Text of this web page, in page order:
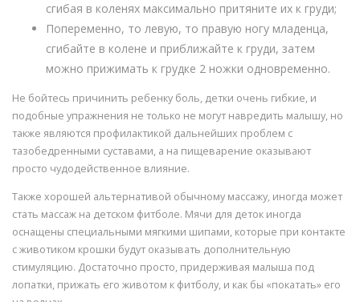
сгибая в коленях максимально притяните их к груди;
Попеременно, то левую, то правую ногу младенца,
сгибайте в колене и приближайте к груди, затем
можно прижимать к грудке 2 ножки одновременно.
Не бойтесь причинить ребенку боль, детки очень гибкие, и
подобные упражнения не только не могут навредить малышу, но
также являются профилактикой дальнейших проблем с
тазобедренными суставами, а на пищеварение оказывают
просто чудодейственное влияние.
Также хорошей альтернативой обычному массажу, иногда может
стать массаж на детском фитболе. Мячи для деток иногда
оснащены специальными мягкими шипами, которые при контакте
с животиком крошки будут оказывать дополнительную
стимуляцию. Достаточно просто, придерживая малыша под
лопатки, прижать его животом к фитболу, и как бы «покатать» его